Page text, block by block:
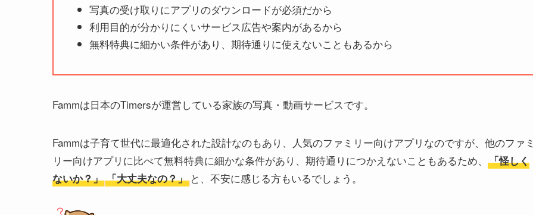
写真の受け取りにアプリのダウンロードが必須だから
利用目的が分かりにくいサービス広告や案内があるから
無料特典に細かい条件があり、期待通りに使えないこともあるから
Fammは日本のTimersが運営している家族の写真・動画サービスです。
Fammは子育て世代に最適化された設計なのもあり、人気のファミリー向けアプリなのですが、他のファミ
リー向けアプリに比べて無料特典に細かな条件があり、期待通りにつかえないこともあるため、
「怪しく
ないか？」 「大丈夫なの？」 と、不安に感じる方もいるでしょう。